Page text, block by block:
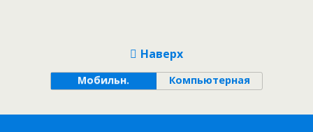
Наверх
Мобильн. Компьютерная